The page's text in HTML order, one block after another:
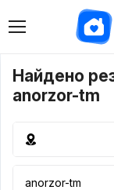
Найдено
anorzor-tm